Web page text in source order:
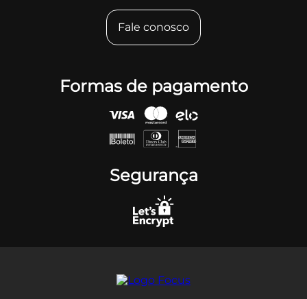
Fale conosco
Formas de pagamento
Segurança